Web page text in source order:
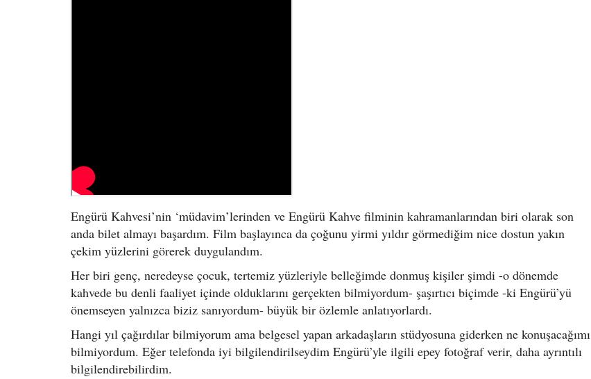
Engürü Kahvesi’nin ‘müdavim’lerinden ve Engürü Kahve filminin kahramanlarından biri olarak son
anda bilet almayı başardım. Film başlayınca da çoğunu yirmi yıldır görmediğim nice dostun yakın
çekim yüzlerini görerek duygulandım.
Her biri genç, neredeyse çocuk, tertemiz yüzleriyle belleğimde donmuş kişiler şimdi -o dönemde
kahvede bu denli faaliyet içinde olduklarını gerçekten bilmiyordum- şaşırtıcı biçimde -ki Engürü’yü
önemseyen yalnızca biziz sanıyordum- büyük bir özlemle anlatıyorlardı.
Hangi yıl çağırdılar bilmiyorum ama belgesel yapan arkadaşların stüdyosuna giderken ne konuşacağımı
bilmiyordum. Eğer telefonda iyi bilgilendirilseydim Engürü’yle ilgili epey fotoğraf verir, daha ayrıntılı
bilgilendirebilirdim.